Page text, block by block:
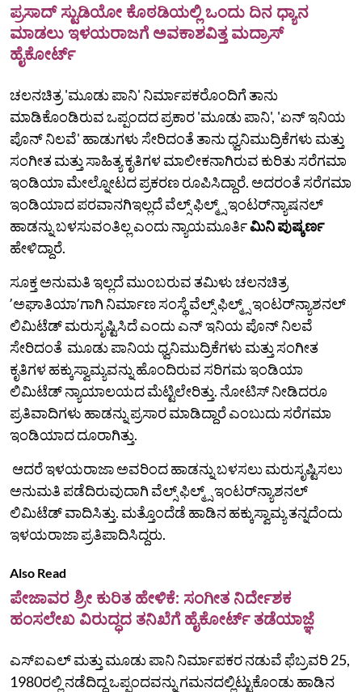
ಪ್ರಸಾದ್ ಸ್ಟುಡಿಯೋ ಕೊಠಡಿಯಲ್ಲಿ ಒಂದು ದಿನ ಧ್ಯಾನ
ಮಾಡಲು ಇಳಯರಾಜಗೆ ಅವಕಾಶವಿತ್ತ ಮದ್ರಾಸ್
ಹೈಕೋರ್ಟ್
ಚಲನಚಿತ್ರ 'ಮೂಡು ಪಾನಿ' ನಿರ್ಮಾಪಕರೊಂದಿಗೆ ತಾನು
ಮಾಡಿಕೊಂಡಿರುವ ಒಪ್ಪಂದದ ಪ್ರಕಾರ 'ಮೂಡು ಪಾನಿ', 'ಏನ್ ಇನಿಯ
ಪೊನ್ ನಿಲವೆ' ಹಾಡುಗಳು ಸೇರಿದಂತೆ ತಾನು ಧ್ವನಿಮುದ್ರಿಕೆಗಳು ಮತ್ತು
ಸಂಗೀತ ಮತ್ತು ಸಾಹಿತ್ಯ ಕೃತಿಗಳ ಮಾಲೀಕನಾಗಿರುವ ಕುರಿತು ಸರೆಗಮಾ
ಇಂಡಿಯಾ ಮೇಲ್ನೋಟದ ಪ್ರಕರಣ ರೂಪಿಸಿದ್ದಾರೆ. ಅದರಂತೆ ಸರೆಗಮಾ
ಇಂಡಿಯಾದ ಪರವಾನಗಿಇಲ್ಲದೆ ವೆಲ್ಸ್ ಫಿಲ್ಮ್ಸ್ ಇಂಟರ್‌ನ್ಯಾಷನಲ್‌
ಹಾಡನ್ನು ಬಳಸುವಂತಿಲ್ಲ ಎಂದು ನ್ಯಾಯಮೂರ್ತಿಮಿನಿ ಪುಷ್ಕರ್ಣ
ಹೇಳಿದ್ದಾರೆ.
ಸೂಕ್ತ ಅನುಮತಿ ಇಲ್ಲದೆ ಮುಂಬರುವ ತಮಿಳು ಚಲನಚಿತ್ರ
ʼಅಘಾತಿಯಾʼಗಾಗಿ ನಿರ್ಮಾಣ ಸಂಸ್ಥೆ ವೆಲ್ಸ್ ಫಿಲ್ಮ್ಸ್ ಇಂಟರ್‌ನ್ಯಾಶನಲ್
ಲಿಮಿಟೆಡ್ ಮರುಸೃಷ್ಟಿಸಿದೆ ಎಂದು ಎನ್ ಇನಿಯ ಪೊನ್ ನಿಲವೆ
ಸೇರಿದಂತೆ ಮೂಡು ಪಾನಿಯ ಧ್ವನಿಮುದ್ರಿಕೆಗಳು ಮತ್ತು ಸಂಗೀತ
ಕೃತಿಗಳ ಹಕ್ಕುಸ್ವಾಮ್ಯವನ್ನು ಹೊಂದಿರುವ ಸರಿಗಮ ಇಂಡಿಯಾ
ಲಿಮಿಟೆಡ್ ನ್ಯಾಯಾಲಯದ ಮೆಟ್ಟಿಲೇರಿತ್ತು. ನೋಟಿಸ್‌ ನೀಡಿದರೂ
ಪ್ರತಿವಾದಿಗಳು ಹಾಡನ್ನು ಪ್ರಸಾರ ಮಾಡಿದ್ದಾರೆ ಎಂಬುದು ಸರೆಗಮಾ
ಇಂಡಿಯಾದ ದೂರಾಗಿತ್ತು.
ಆದರೆ ಇಳಯರಾಜಾ ಅವರಿಂದ ಹಾಡನ್ನು ಬಳಸಲು ಮರುಸೃಷ್ಟಿಸಲು
ಅನುಮತಿ ಪಡೆದಿರುವುದಾಗಿ ವೆಲ್ಸ್ ಫಿಲ್ಮ್ಸ್ ಇಂಟರ್‌ನ್ಯಾಶನಲ್
ಲಿಮಿಟೆಡ್ ವಾದಿಸಿತ್ತು. ಮತ್ತೊಂದೆಡೆ ಹಾಡಿನ ಹಕ್ಕುಸ್ವಾಮ್ಯ ತನ್ನದೆಂದು
ಇಳಯರಾಜಾ ಪ್ರತಿಪಾದಿಸಿದ್ದರು.
Also Read
ಪೇಜಾವರ ಶ್ರೀ ಕುರಿತ ಹೇಳಿಕೆ: ಸಂಗೀತ ನಿರ್ದೇಶಕ
ಹಂಸಲೇಖ ವಿರುದ್ಧದ ತನಿಖೆಗೆ ಹೈಕೋರ್ಟ್‌ ತಡೆಯಾಜ್ಞೆ
ಎಸ್‌ಐಎಲ್‌ ಮತ್ತು ಮೂಡು ಪಾನಿ ನಿರ್ಮಾಪಕರ ನಡುವೆ ಫೆಬ್ರವರಿ 25,
1980ರಲ್ಲಿ ನಡೆದಿದ್ದ ಒಪ್ಪಂದವನ್ನು ಗಮನದಲ್ಲಿಟ್ಟುಕೊಂಡು ಹಾಡಿನ